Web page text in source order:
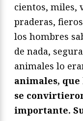
cientos, miles,
praderas,
los hombres
de nada,
animales lo
animales,
se
importante.